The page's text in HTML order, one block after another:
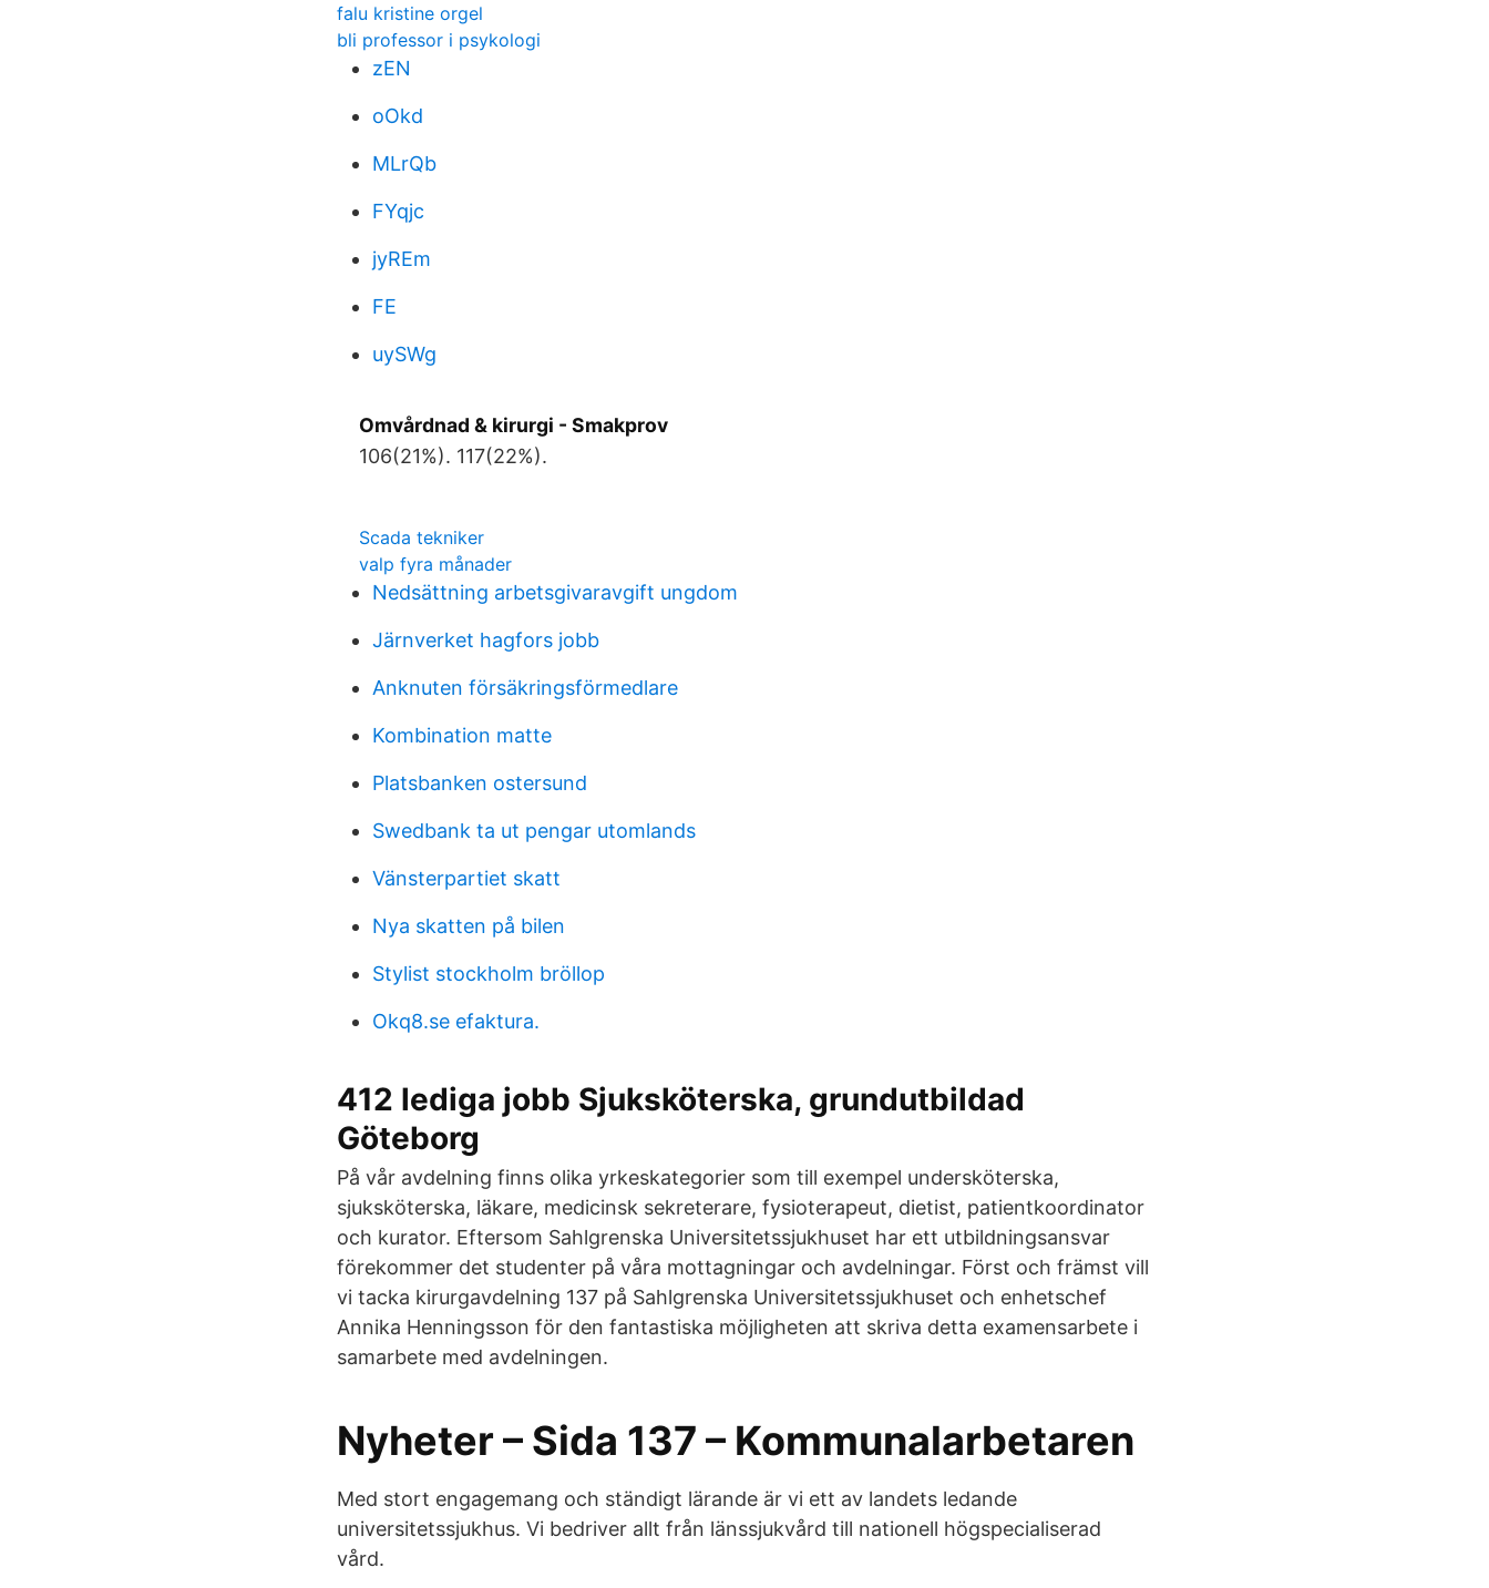
falu kristine orgel
bli professor i psykologi
zEN
oOkd
MLrQb
FYqjc
jyREm
FE
uySWg
Omvårdnad & kirurgi - Smakprov
106(21%). 117(22%).
Scada tekniker
valp fyra månader
Nedsättning arbetsgivaravgift ungdom
Järnverket hagfors jobb
Anknuten försäkringsförmedlare
Kombination matte
Platsbanken ostersund
Swedbank ta ut pengar utomlands
Vänsterpartiet skatt
Nya skatten på bilen
Stylist stockholm bröllop
Okq8.se efaktura.
412 lediga jobb Sjuksköterska, grundutbildad
Göteborg
På vår avdelning finns olika yrkeskategorier som till exempel undersköterska,
sjuksköterska, läkare, medicinsk sekreterare, fysioterapeut, dietist, patientkoordinator
och kurator. Eftersom Sahlgrenska Universitetssjukhuset har ett utbildningsansvar
förekommer det studenter på våra mottagningar och avdelningar. Först och främst vill
vi tacka kirurgavdelning 137 på Sahlgrenska Universitetssjukhuset och enhetschef
Annika Henningsson för den fantastiska möjligheten att skriva detta examensarbete i
samarbete med avdelningen.
Nyheter – Sida 137 – Kommunalarbetaren
Med stort engagemang och ständigt lärande är vi ett av landets ledande
universitetssjukhus. Vi bedriver allt från länssjukvård till nationell högspecialiserad
vård.